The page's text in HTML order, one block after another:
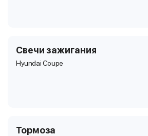
Свечи зажигания
Hyundai Coupe
Тормоза